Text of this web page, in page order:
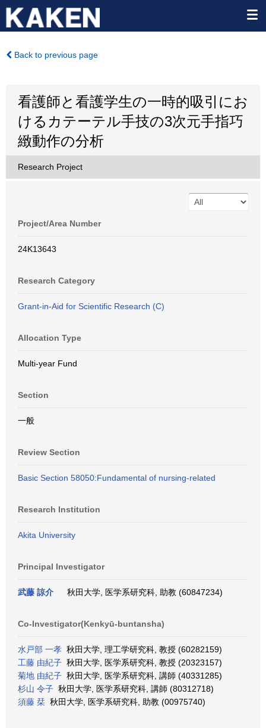
Back to previous page
看護師と看護学生の一時的吸引にお
けるカテーテル手技の3次元手指巧
緻動作の分析
Research Project
Project/Area Number
24K13643
Research Category
Grant-in-Aid for Scientific Research (C)
Allocation Type
Multi-year Fund
Section
一般
Review Section
Basic Section 58050:Fundamental of nursing-related
Research Institution
Akita University
Principal Investigator
武藤 諒介 秋田大学, 医学系研究科, 助教 (60847234)
Co-Investigator(Kenkyū-buntansha)
水戸部 一孝 秋田大学, 理工学研究科, 教授 (60282159)
工藤 由紀子 秋田大学, 医学系研究科, 教授 (20323157)
菊地 由紀子 秋田大学, 医学系研究科, 講師 (40331285)
杉山 令子 秋田大学, 医学系研究科, 講師 (80312718)
須藤 栞 秋田大学, 医学系研究科, 助教 (00975740)